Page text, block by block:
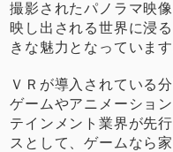
撮影されたパノラマ映
映し出される世界に浸
きな魅力となっています
ＶＲが導入されている
ゲームやアニメーショ
テインメント業界が先
スとして、ゲームなら